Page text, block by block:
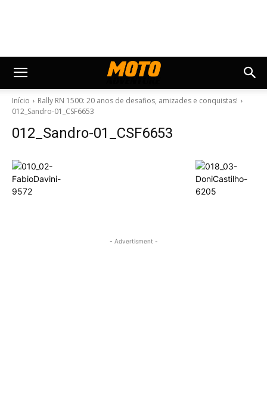
Início
Rally RN 1500: 20 anos de desafios, amizades e conquistas!
012_Sandro-01_CSF6653
012_Sandro-01_CSF6653
- Advertisment -